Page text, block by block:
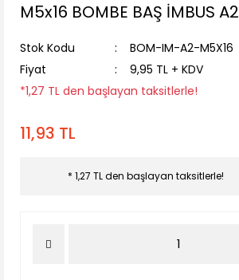
M5x16 BOMBE BAŞ İMBUS A2
Stok Kodu
BOM-IM-A2-M5X16
Fiyat
9,95 TL + KDV
*1,27 TL den başlayan taksitlerle!
11,93 TL
* 1,27 TL den başlayan taksitlerle!